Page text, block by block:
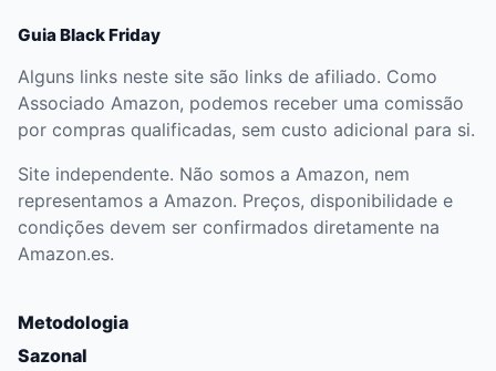
Guia Black Friday
Alguns links neste site são links de afiliado. Como
Associado Amazon, podemos receber uma comissão
por compras qualificadas, sem custo adicional para si.
Site independente. Não somos a Amazon, nem
representamos a Amazon. Preços, disponibilidade e
condições devem ser confirmados diretamente na
Amazon.es.
Metodologia
Sazonal